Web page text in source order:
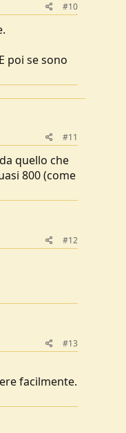
#10
poi se sono
#11
quello che
800 (come
#12
#13
facilmente.